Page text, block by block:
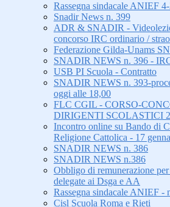
Rassegna sindacale ANIEF
Snadir News n. 399
ADR & SNADIR -
concorso IRC ordinario /
Federazione Gilda-Unams
SNADIR NEWS n. 396 -
USB PI Scuola - Contratto
SNADIR NEWS n. 393-
oggi alle 18,00
FLC CGIL - CORSO-
DIRIGENTI SCOLASTICI
Incontro online su Bando di
Religione Cattolica - 17
SNADIR NEWS n. 386
SNADIR NEWS n.386
Obbligo di remunerazione
delegate ai Dsga e AA
Rassegna sindacale ANIEF -
Cisl Scuola Roma e Rieti